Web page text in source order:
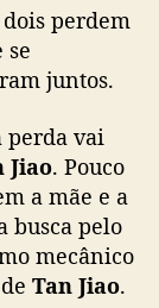
perdem
se
juntos.
perda vai
Jiao. Pouco
a mãe e a
busca pelo
mecânico
Tan Jiao.